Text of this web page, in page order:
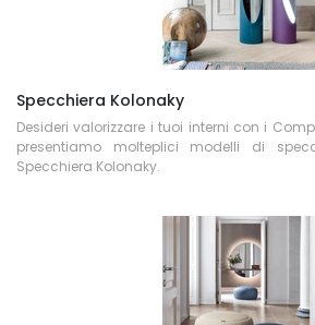
Specchiera Kolonaky
Desideri valorizzare i tuoi interni con i
presentiamo molteplici modelli di
Specchiera Kolonaky.